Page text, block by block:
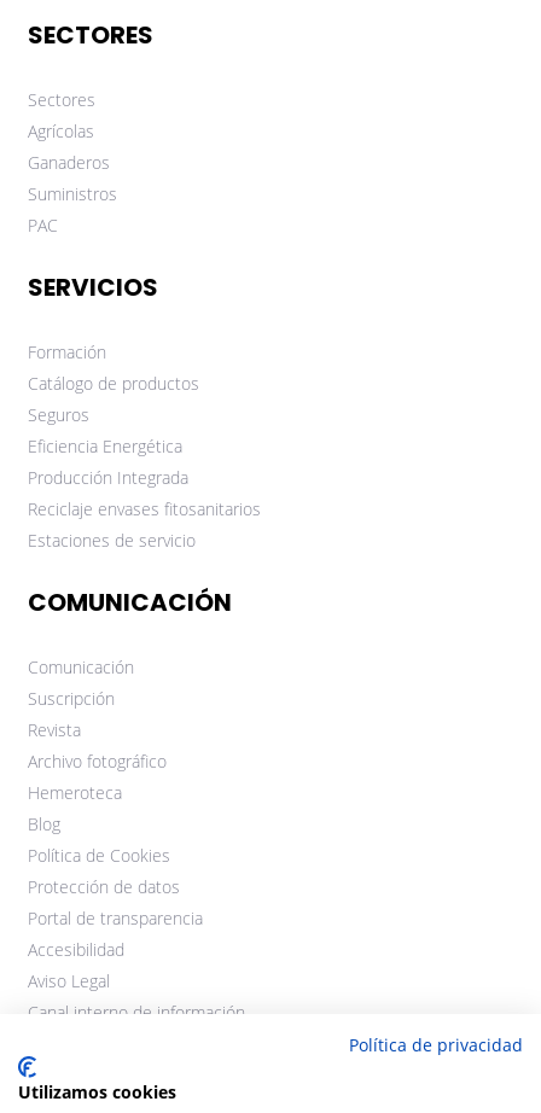
SECTORES
Sectores
Agrícolas
Ganaderos
Suministros
PAC
SERVICIOS
Formación
Catálogo de productos
Seguros
Eficiencia Energética
Producción Integrada
Reciclaje envases fitosanitarios
Estaciones de servicio
COMUNICACIÓN
Comunicación
Suscripción
Revista
Archivo fotográfico
Hemeroteca
Blog
Política de Cookies
Protección de datos
Portal de transparencia
Accesibilidad
Aviso Legal
Canal interno de información
Política de privacidad
Utilizamos cookies